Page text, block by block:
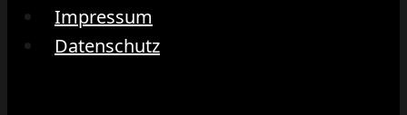
Impressum
Datenschutz